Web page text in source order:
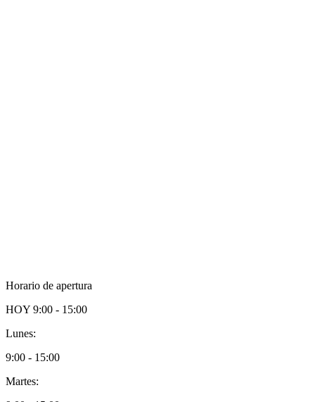
Horario de apertura
HOY 9:00 - 15:00
Lunes:
9:00 - 15:00
Martes: